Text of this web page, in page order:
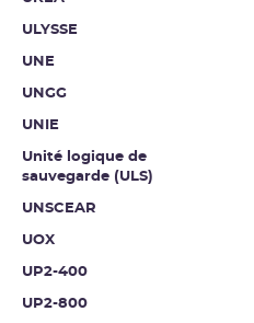
ULYSSE
UNE
UNGG
UNIE
Unité logique de
sauvegarde (ULS)
UNSCEAR
UOX
UP2-400
UP2-800